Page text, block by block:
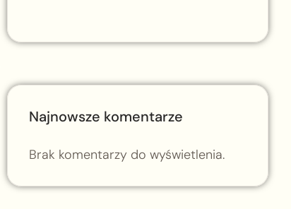
Najnowsze komentarze
Brak komentarzy do wyświetlenia.